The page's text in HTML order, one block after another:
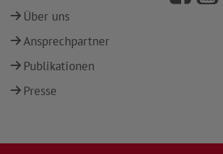
Über uns
Ansprechpartner
Publikationen
Presse